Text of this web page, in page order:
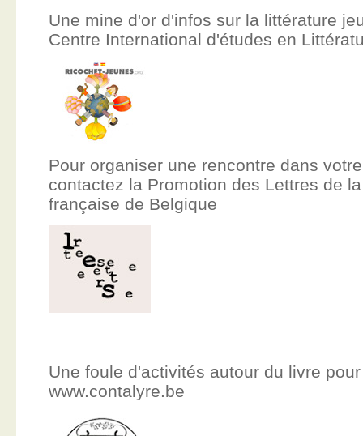
Une mine d'or d'infos sur la littérature
Centre International d'études en
Pour organiser une rencontre dans
contactez la Promotion des Lettres de
française de Belgique
Une foule d'activités autour du livre
www.contalyre.be